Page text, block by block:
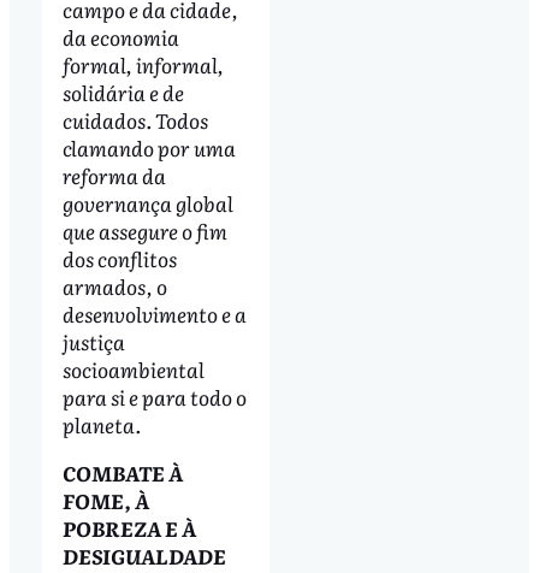
campo e da cidade,
da economia
formal, informal,
solidária e de
cuidados. Todos
clamando por uma
reforma da
governança global
que assegure o fim
dos conflitos
armados, o
desenvolvimento e a
justiça
socioambiental
para si e para todo o
planeta.
COMBATE À
FOME, À
POBREZA E À
DESIGUALDADE